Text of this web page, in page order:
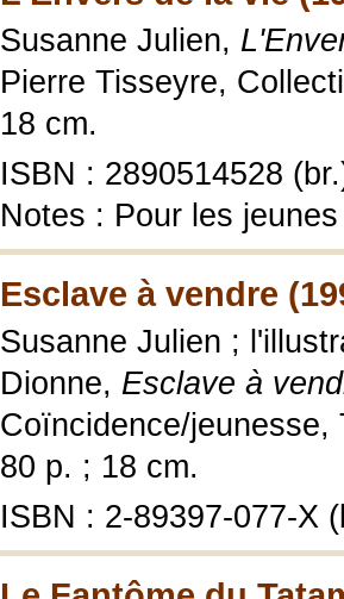
Susanne Julien,
Pierre Tisseyre,
18 cm.
ISBN : 2890514528
Notes : Pour les jeunes
Esclave à vendre
Susanne Julien ;
Dionne, Esclave à
Coïncidence/jeunesse,
80 p. ; 18 cm.
ISBN : 2-89397-077-X